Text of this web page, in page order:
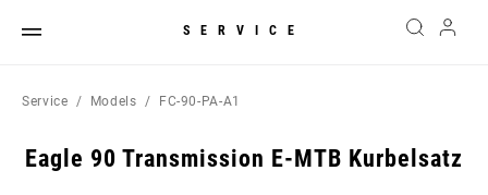
SERVICE
Service Models FC-90-PA-A1
Eagle 90 Transmission E-MTB Kurbelsatz